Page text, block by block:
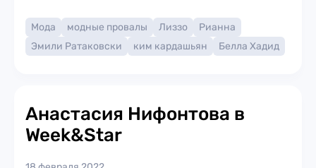
Мода модные провалы Лиззо
Рианна
Эмили Ратаковски
ким кардашьян Белла Хадид
Анастасия Нифонтова в
Week&Star